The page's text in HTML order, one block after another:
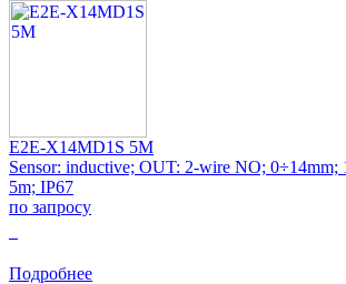
E2E-X14MD1S 5M
Sensor: inductive; OUT: 2-wire NO;
5m; IP67
по запросу
Подробнее